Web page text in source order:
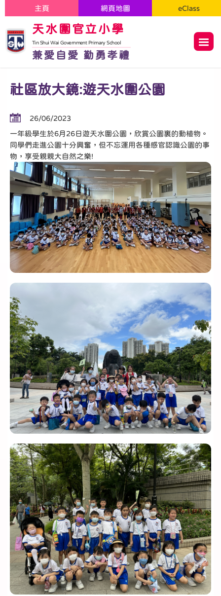
天水圍官立小學
Tin Shui Wai Government Primary School
兼愛自愛 勤勇孝禮
主頁 網頁地圖 eClass
社區放大鏡:遊天水圍公園
26/06/2023
一年級學生於6月26日遊天水圍公園，欣賞公園裏的動植物。
同學們走進公園十分興奮，但不忘運用各種感官認識公園的事
物，享受親親大自然之樂!